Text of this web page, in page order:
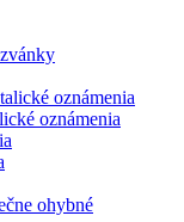
oznámenia
oznámenia
ohybné